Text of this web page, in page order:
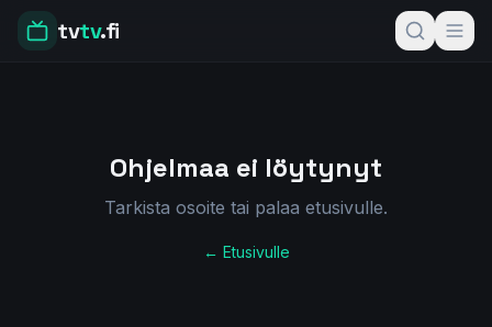
tvtv.fi
Ohjelmaa ei löytynyt
Tarkista osoite tai palaa etusivulle.
← Etusivulle